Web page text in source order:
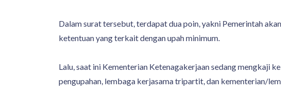
Dalam surat tersebut, terdapat dua poin, yakni Pemerintah
ketentuan yang terkait dengan upah minimum.
Lalu, saat ini Kementerian Ketenagakerjaan sedang mengkaji
pengupahan, lembaga kerjasama tripartit, dan kementerian/